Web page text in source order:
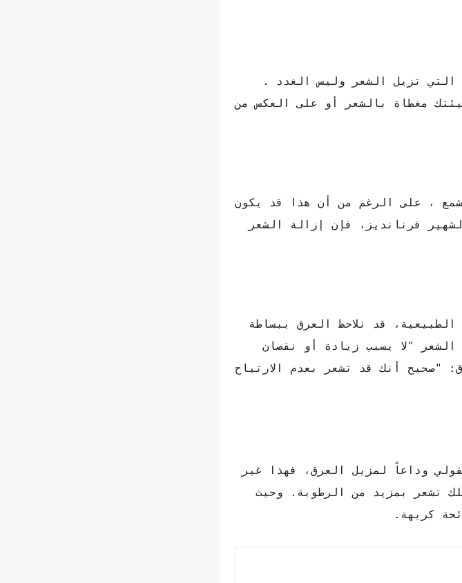
تزيل الشعر وليس الغدد .
مغطاة بالشعر أو على العكس من
، على الرغم من أن هذا قد يكون
فرنانديز، فإن إزالة الشعر
قد نلاحظ العرق ببساطة
"لا يسبب زيادة أو نقصان
"صحيح أنك قد تشعر بعدم الارتياح
وداعاً لمزيل العرق، فهذا غير
تشعر بمزيد من الرطوبة. وحيث
كريهة.